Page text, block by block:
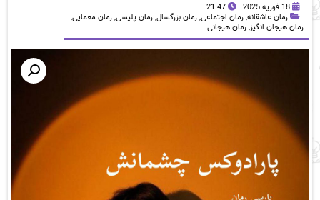
18 فوریه 2025 21:47
رمان عاشقانه,رمان اجتماعی,رمان بزرگسال,رمان پلیسی,رمان معمایی,
رمان هیجان انگیز,رمان هیجانی